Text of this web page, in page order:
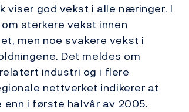
viser god vekst i alle næringer. I
sterkere vekst innen
men noe svakere vekst i
Det meldes om
industri og i flere
nettverket indikerer at
i første halvår av 2005.